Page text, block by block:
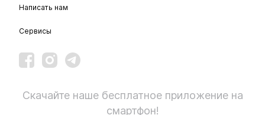
Написать нам
Сервисы
Скачайте наше бесплатное приложение на
смартфон!